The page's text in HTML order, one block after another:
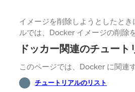
イメージを削除しようとしたと
ルでは、Docker イメージの削除
ドッカー関連のチュート
このページでは、Docker に関連
チュートリアルのリスト